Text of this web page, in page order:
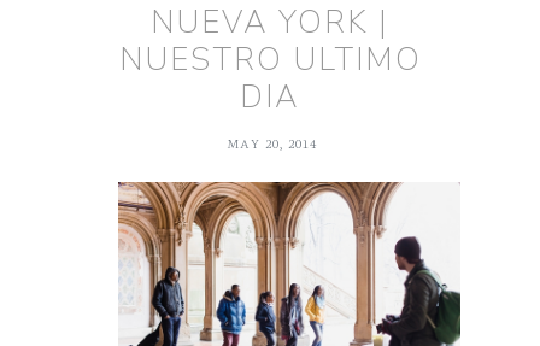
NUEVA YORK |
NUESTRO ULTIMO
DIA
MAY 20, 2014